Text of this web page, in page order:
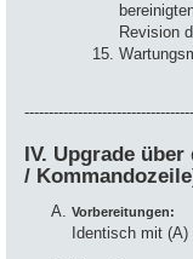
Revision
IV. Upgrade
/
Vorbereitungen:
Identisch mit